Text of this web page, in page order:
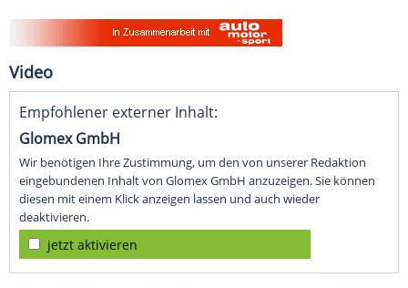
Video
Empfohlener externer Inhalt:
Glomex GmbH
Wir benötigen Ihre Zustimmung, um den von unserer Redaktion
eingebundenen Inhalt von Glomex GmbH anzuzeigen. Sie können
diesen mit einem Klick anzeigen lassen und auch wieder
deaktivieren.
jetzt aktivieren